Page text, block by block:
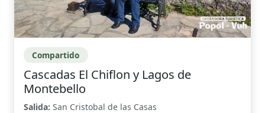
Compartido
Cascadas El Chiflon y Lagos de
Montebello
Salida: San Cristobal de las Casas